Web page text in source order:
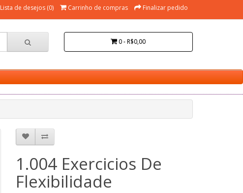
Lista de desejos (0) Carrinho de compras Finalizar pedido
0 - R$0,00
1.004 Exercicios De
Flexibilidade